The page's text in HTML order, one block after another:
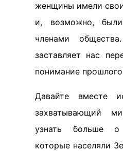
женщины имели
и, возможно, были
членами
заставляет нас
понимание
Давайте вместе
захватывающий
узнать больше
которые населяли